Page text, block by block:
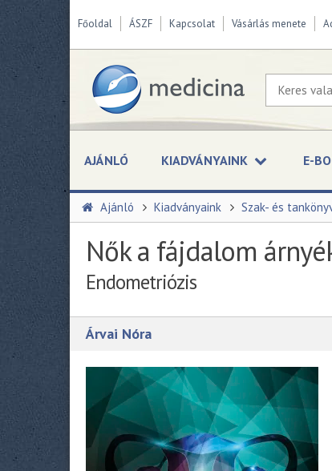
Főoldal ÁSZF Kapcsolat Vásárlás menete
AJÁNLÓ KIADVÁNYAINK E-
Ajánló Kiadványaink Szak- és
Nők a fájdalom
Endometriózis
Árvai Nóra